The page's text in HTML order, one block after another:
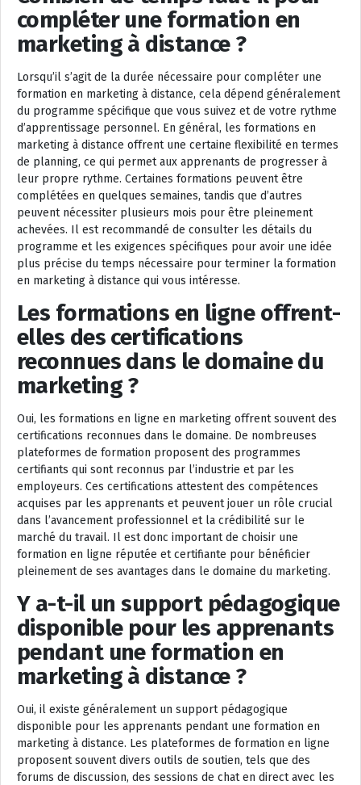
compléter une formation en
marketing à distance ?
Lorsqu’il s’agit de la durée nécessaire pour compléter une
formation en marketing à distance, cela dépend généralement
du programme spécifique que vous suivez et de votre rythme
d’apprentissage personnel. En général, les formations en
marketing à distance offrent une certaine flexibilité en termes
de planning, ce qui permet aux apprenants de progresser à
leur propre rythme. Certaines formations peuvent être
complétées en quelques semaines, tandis que d’autres
peuvent nécessiter plusieurs mois pour être pleinement
achevées. Il est recommandé de consulter les détails du
programme et les exigences spécifiques pour avoir une idée
plus précise du temps nécessaire pour terminer la formation
en marketing à distance qui vous intéresse.
Les formations en ligne offrent-
elles des certifications
reconnues dans le domaine du
marketing ?
Oui, les formations en ligne en marketing offrent souvent des
certifications reconnues dans le domaine. De nombreuses
plateformes de formation proposent des programmes
certifiants qui sont reconnus par l’industrie et par les
employeurs. Ces certifications attestent des compétences
acquises par les apprenants et peuvent jouer un rôle crucial
dans l’avancement professionnel et la crédibilité sur le
marché du travail. Il est donc important de choisir une
formation en ligne réputée et certifiante pour bénéficier
pleinement de ses avantages dans le domaine du marketing.
Y a-t-il un support pédagogique
disponible pour les apprenants
pendant une formation en
marketing à distance ?
Oui, il existe généralement un support pédagogique
disponible pour les apprenants pendant une formation en
marketing à distance. Les plateformes de formation en ligne
proposent souvent divers outils de soutien, tels que des
forums de discussion, des sessions de chat en direct avec les